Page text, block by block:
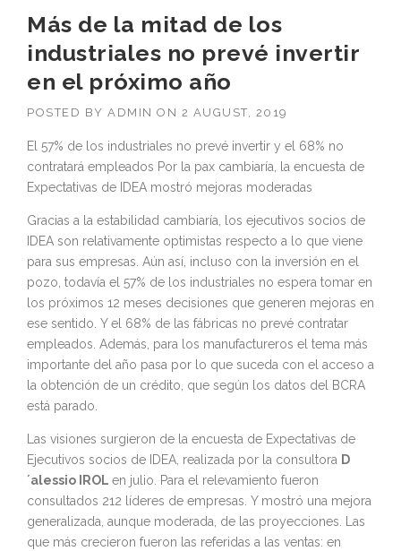
Más de la mitad de los
industriales no prevé invertir
en el próximo año
POSTED BY ADMIN ON 2 AUGUST, 2019
El 57% de los industriales no prevé invertir y el 68% no
contratará empleados Por la pax cambiaría, la encuesta de
Expectativas de IDEA mostró mejoras moderadas
Gracias a la estabilidad cambiaría, los ejecutivos socios de
IDEA son relativamente optimistas respecto a lo que viene
para sus empresas. Aún así, incluso con la inversión en el
pozo, todavía el 57% de los industriales no espera tomar en
los próximos 12 meses decisiones que generen mejoras en
ese sentido. Y el 68% de las fábricas no prevé contratar
empleados. Además, para los manufactureros el tema más
importante del año pasa por lo que suceda con el acceso a
la obtención de un crédito, que según los datos del BCRA
está parado.
Las visiones surgieron de la encuesta de Expectativas de
Ejecutivos socios de IDEA, realizada por la consultora D
´alessio IROL en julio. Para el relevamiento fueron
consultados 212 líderes de empresas. Y mostró una mejora
generalizada, aunque moderada, de las proyecciones. Las
que más crecieron fueron las referidas a las ventas: en